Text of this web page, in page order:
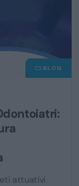
BLOG
attuativi